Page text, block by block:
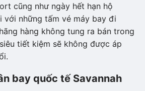
cũng như ngày hết hạn hộ
với những tấm vé máy bay đi
hàng không tung ra bán trong
tiết kiệm sẽ không được áp
bay quốc tế Savannah